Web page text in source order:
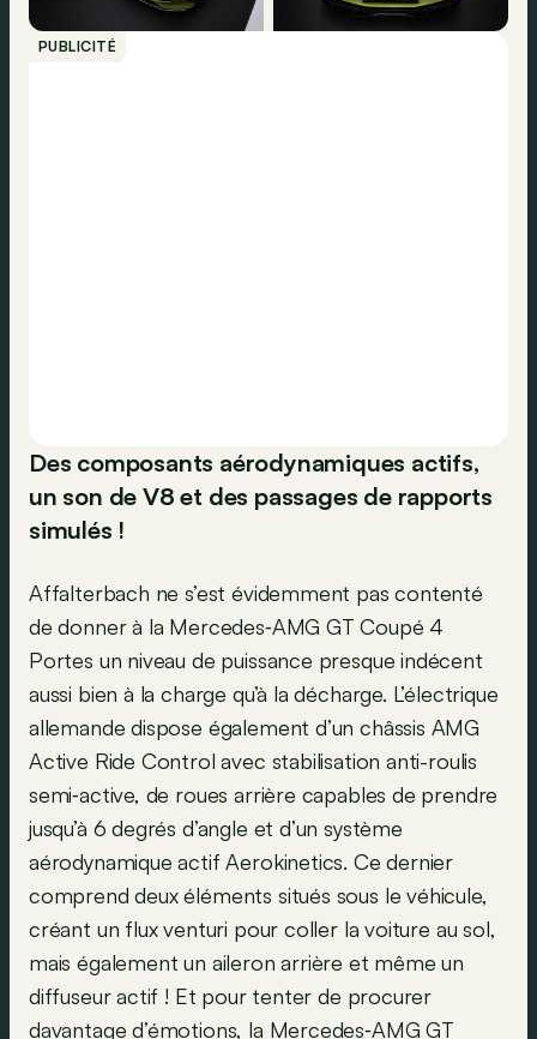
PUBLICITÉ
Des composants aérodynamiques actifs,
un son de V8 et des passages de rapports
simulés !
Affalterbach ne s’est évidemment pas contenté
de donner à la Mercedes‑AMG GT Coupé 4
Portes un niveau de puissance presque indécent
aussi bien à la charge qu’à la décharge. L’électrique
allemande dispose également d’un châssis AMG
Active Ride Control avec stabilisation anti-roulis
semi‑active, de roues arrière capables de prendre
jusqu’à 6 degrés d’angle et d’un système
aérodynamique actif Aerokinetics. Ce dernier
comprend deux éléments situés sous le véhicule,
créant un flux venturi pour coller la voiture au sol,
mais également un aileron arrière et même un
diffuseur actif ! Et pour tenter de procurer
davantage d’émotions, la Mercedes‑AMG GT